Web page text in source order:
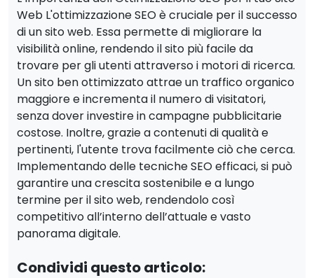
Web L'ottimizzazione SEO è cruciale per il successo
di un sito web. Essa permette di migliorare la
visibilità online, rendendo il sito più facile da
trovare per gli utenti attraverso i motori di ricerca.
Un sito ben ottimizzato attrae un traffico organico
maggiore e incrementa il numero di visitatori,
senza dover investire in campagne pubblicitarie
costose. Inoltre, grazie a contenuti di qualità e
pertinenti, l'utente trova facilmente ciò che cerca.
Implementando delle tecniche SEO efficaci, si può
garantire una crescita sostenibile e a lungo
termine per il sito web, rendendolo così
competitivo all’interno dell’attuale e vasto
panorama digitale.
Condividi questo articolo: